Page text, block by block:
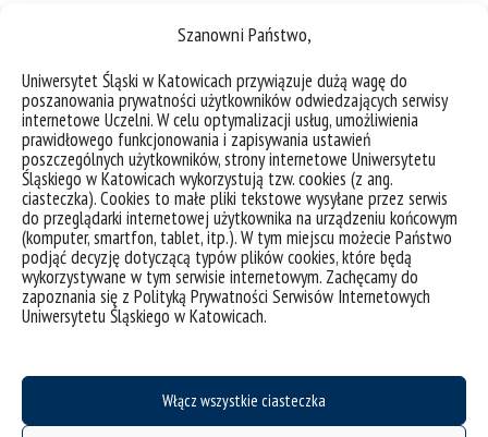
Szanowni Państwo,
Uniwersytet Śląski w Katowicach przywiązuje dużą wagę do
poszanowania prywatności użytkowników odwiedzających serwisy
internetowe Uczelni. W celu optymalizacji usług, umożliwienia
prawidłowego funkcjonowania i zapisywania ustawień
poszczególnych użytkowników, strony internetowe Uniwersytetu
Śląskiego w Katowicach wykorzystują tzw. cookies (z ang.
ciasteczka). Cookies to małe pliki tekstowe wysyłane przez serwis
do przeglądarki internetowej użytkownika na urządzeniu końcowym
(komputer, smartfon, tablet, itp.). W tym miejscu możecie Państwo
podjąć decyzję dotyczącą typów plików cookies, które będą
wykorzystywane w tym serwisie internetowym. Zachęcamy do
zapoznania się z Polityką Prywatności Serwisów Internetowych
Uniwersytetu Śląskiego w Katowicach.
Włącz wszystkie ciasteczka
kategorie:aktualności
artykuły, wywiady
tagi :bakterie grzyby odporność patent patogeny rzepak
mapa strony
Wydział Nauk Przyrodniczych